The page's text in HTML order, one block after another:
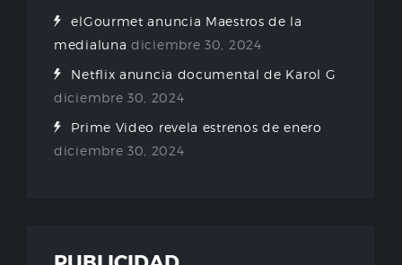
elGourmet anuncia Maestros de la
medialuna diciembre 30, 2024
Netflix anuncia documental de Karol G
diciembre 30, 2024
Prime Video revela estrenos de enero
diciembre 30, 2024